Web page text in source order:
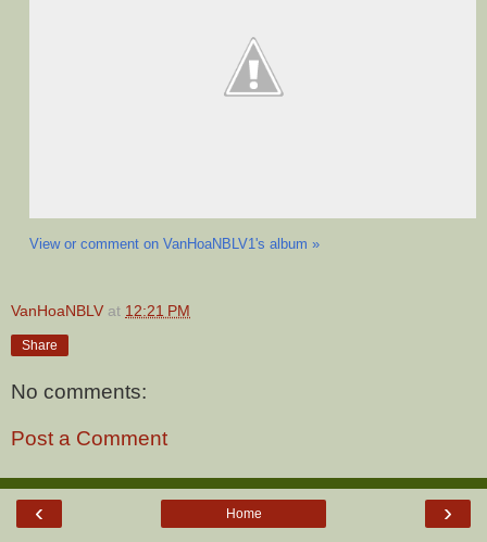
View or comment on VanHoaNBLV1's album »
VanHoaNBLV at 12:21 PM
Share
No comments:
Post a Comment
‹ ›
Home